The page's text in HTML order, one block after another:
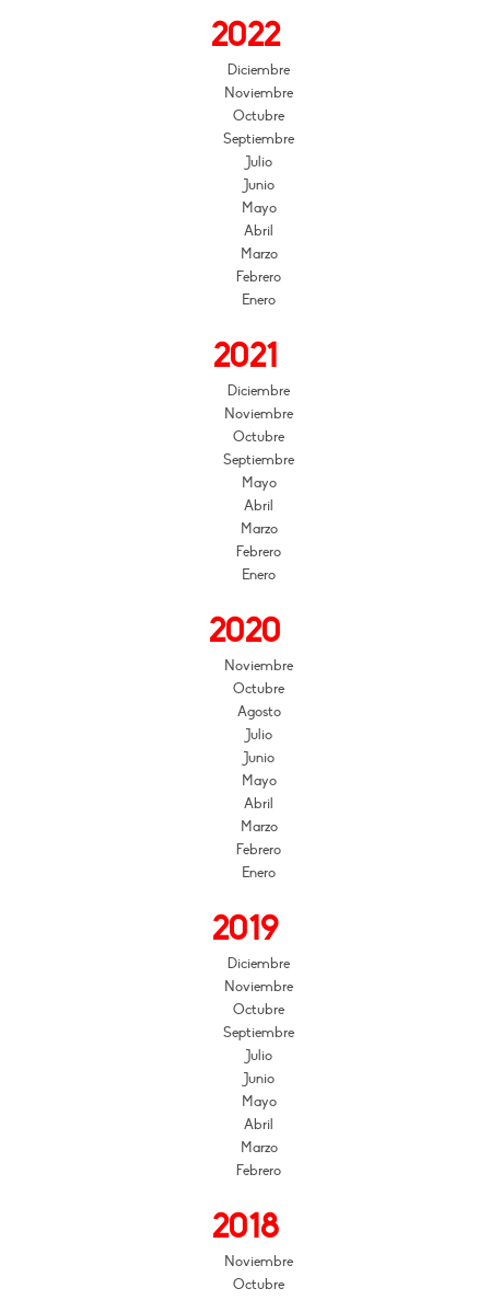
2022
Diciembre
Noviembre
Octubre
Septiembre
Julio
Junio
Mayo
Abril
Marzo
Febrero
Enero
2021
Diciembre
Noviembre
Octubre
Septiembre
Mayo
Abril
Marzo
Febrero
Enero
2020
Noviembre
Octubre
Agosto
Julio
Junio
Mayo
Abril
Marzo
Febrero
Enero
2019
Diciembre
Noviembre
Octubre
Septiembre
Julio
Junio
Mayo
Abril
Marzo
Febrero
2018
Noviembre
Octubre